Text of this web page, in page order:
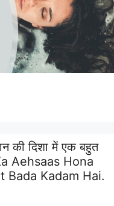
की दिशा में एक बहुत
Aehsaas Hona
Bada Kadam Hai.